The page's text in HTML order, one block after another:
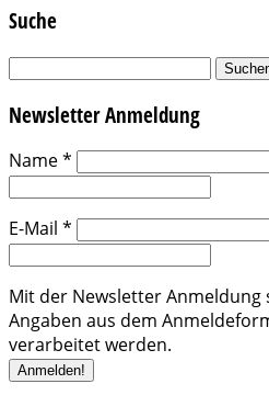
Suche
Suchen
Newsletter Anmeldung
Name*
E-Mail *
Mit der Newsletter Anmeldung
Angaben aus dem
verarbeitet werden.